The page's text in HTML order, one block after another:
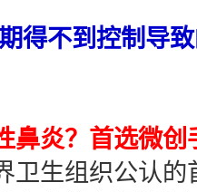
得不到控制导
炎？首选微创
生组织公认的